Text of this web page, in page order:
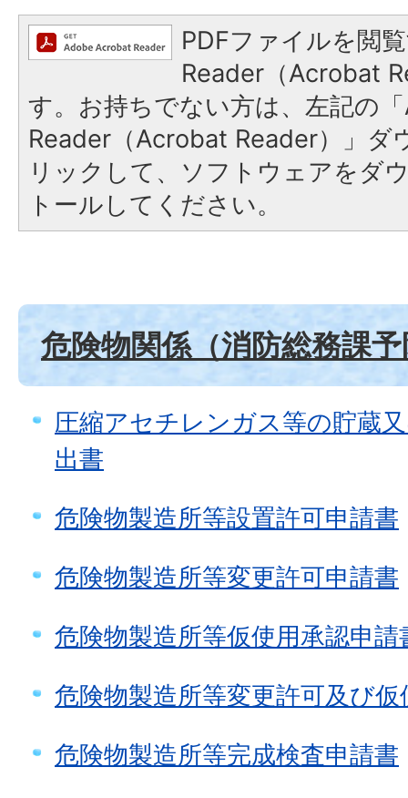
PDFファイルを閲
Reader（Acrobat
す。お持ちでない方は、左記の
Reader（Acrobat Reader）」ダ
リックして、ソフトウェアをダ
トールしてください。
危険物関係（消防総務課
圧縮アセチレンガス等の貯蔵
出書
危険物製造所等設置許可申請書
危険物製造所等変更許可申請書
危険物製造所等仮使用承認申請
危険物製造所等変更許可及び
危険物製造所等完成検査申請書